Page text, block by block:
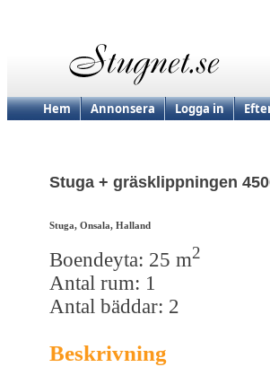
Hem Annonsera Logga in
Stuga + gräsklippningen
Stuga, Onsala, Halland
Boendeyta: 25 m2
Antal rum: 1
Antal bäddar: 2
Beskrivning